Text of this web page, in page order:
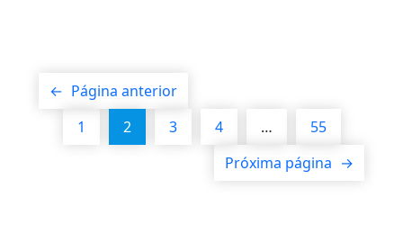
← Página anterior
1
2 3 4 …
55
Próxima página →